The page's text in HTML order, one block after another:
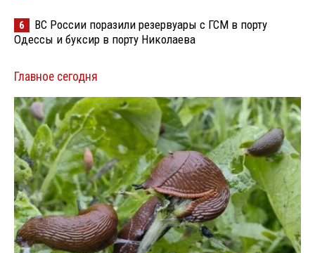
6
ВС России поразили резервуары с ГСМ в порту
Одессы и буксир в порту Николаева
Главное сегодня